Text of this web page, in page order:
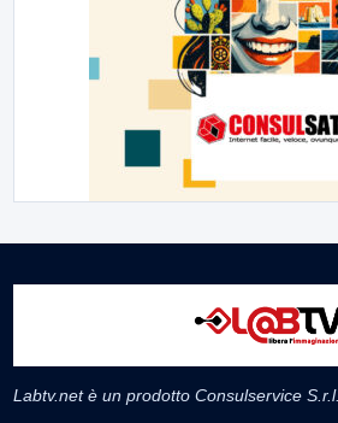
Labtv.net è un prodotto Consulservice S.r.l.